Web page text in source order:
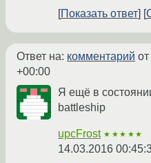
Показать ответ
Ответ на: комментарий
+00:00
Я ещё в
battleship
upcFrost ★★★★★
14.03.2016